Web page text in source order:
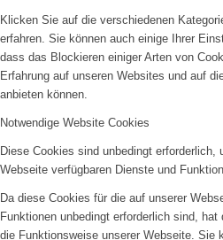
Klicken Sie auf die verschiedenen
erfahren. Sie können auch einige Ihrer
dass das Blockieren einiger Arten von
Erfahrung auf unseren Websites und auf
anbieten können.
Notwendige Website Cookies
Diese Cookies sind unbedingt erforderlich,
Webseite verfügbaren Dienste und
Da diese Cookies für die auf unserer
Funktionen unbedingt erforderlich sind,
die Funktionsweise unserer Webseite. Sie